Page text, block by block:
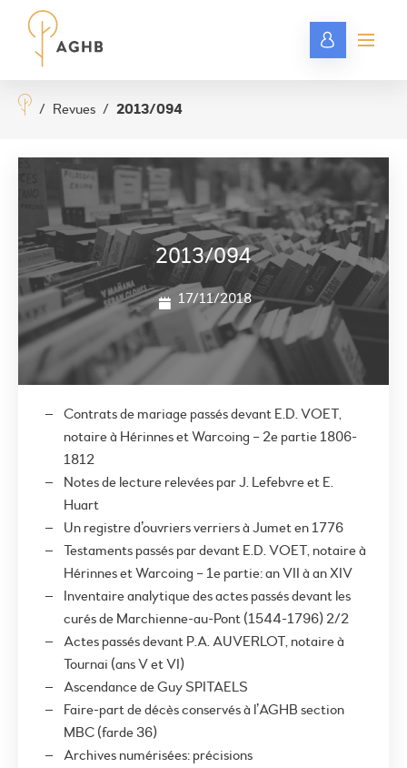
/ Revues / 2013/094
2013/094
17/11/2018
Contrats de mariage passés devant E.D. VOET,
notaire à Hérinnes et Warcoing – 2e partie 1806-
1812
Notes de lecture relevées par J. Lefebvre et E.
Huart
Un registre d’ouvriers verriers à Jumet en 1776
Testaments passés par devant E.D. VOET, notaire à
Hérinnes et Warcoing – 1e partie: an VII à an XIV
Inventaire analytique des actes passés devant les
curés de Marchienne-au-Pont (1544-1796) 2/2
Actes passés devant P.A. AUVERLOT, notaire à
Tournai (ans V et VI)
Ascendance de Guy SPITAELS
Faire-part de décès conservés à l’AGHB section
MBC (farde 36)
Archives numérisées: précisions